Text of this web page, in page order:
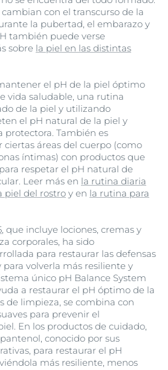
con el transcurso de la
la pubertad, el embarazo y
también puede verse
sobre la piel en las distintas
el pH de la piel óptimo
vida saludable, una rutina
de la piel y utilizando
el pH natural de la piel y
protectora. También es
áreas del cuerpo (como
íntimas) con productos que
respetar el pH natural de
Leer más en la rutina diaria
piel del rostro y en la rutina para
, que incluye lociones, cremas y
corporales, ha sido
para restaurar las defensas
volverla más resiliente y
único pH Balance System
a restaurar el pH óptimo de la
de limpieza, se combina con
para prevenir el
En los productos de cuidado,
conocido por sus
para restaurar el pH
más resiliente, menos